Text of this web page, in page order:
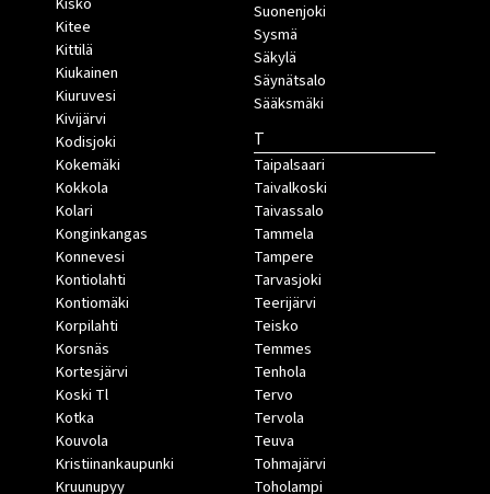
Kitee
Kittilä
Kiukainen
Kiuruvesi
Kivijärvi
Kodisjoki
Kokemäki
Kokkola
Kolari
Konginkangas
Konnevesi
Kontiolahti
Kontiomäki
Korpilahti
Korsnäs
Kortesjärvi
Koski Tl
Kotka
Kouvola
Kristiinankaupunki
Kruunupyy
Suonenjoki
Sysmä
Säkylä
Säynätsalo
Sääksmäki
T
Taipalsaari
Taivalkoski
Taivassalo
Tammela
Tampere
Tarvasjoki
Teerijärvi
Teisko
Temmes
Tenhola
Tervo
Tervola
Teuva
Tohmajärvi
Toholampi